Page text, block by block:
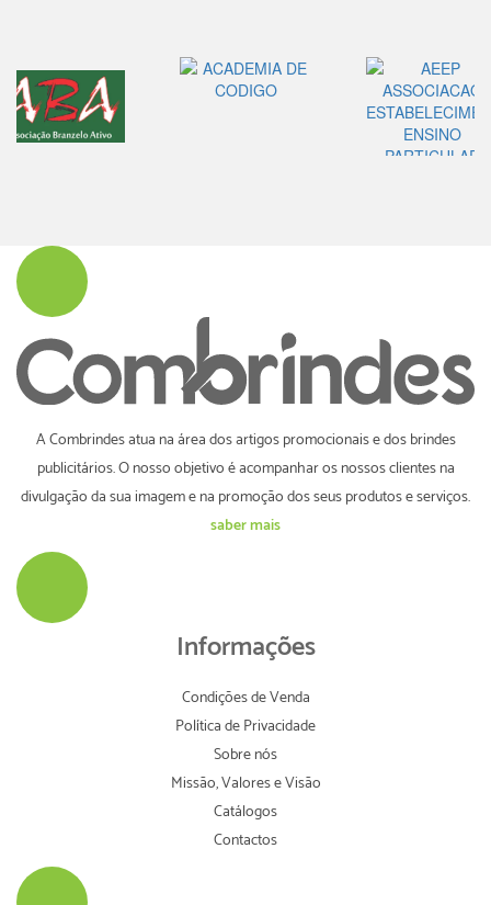
A Combrindes atua na área dos artigos promocionais e dos brindes
publicitários. O nosso objetivo é acompanhar os nossos clientes na
divulgação da sua imagem e na promoção dos seus produtos e serviços.
saber mais
Informações
Condições de Venda
Política de Privacidade
Sobre nós
Missão, Valores e Visão
Catálogos
Contactos